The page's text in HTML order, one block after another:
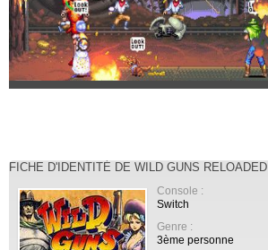
FICHE D'IDENTITÉ DE WILD GUNS RELOADED
Console :
Switch
Genre :
3ème personne